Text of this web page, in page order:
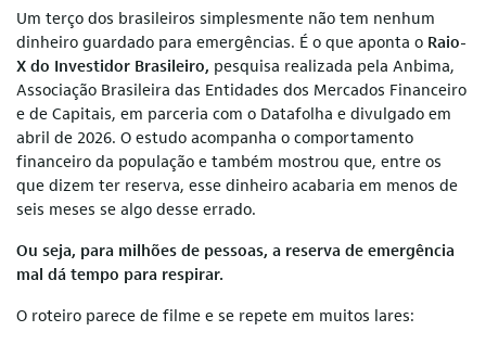
Um terço dos brasileiros simplesmente não tem nenhum
dinheiro guardado para emergências. É o que aponta o Raio-
X do Investidor Brasileiro, pesquisa realizada pela Anbima,
Associação Brasileira das Entidades dos Mercados Financeiro
e de Capitais, em parceria com o Datafolha e divulgado em
abril de 2026. O estudo acompanha o comportamento
financeiro da população e também mostrou que, entre os
que dizem ter reserva, esse dinheiro acabaria em menos de
seis meses se algo desse errado.
Ou seja, para milhões de pessoas, a reserva de emergência
mal dá tempo para respirar.
O roteiro parece de filme e se repete em muitos lares: